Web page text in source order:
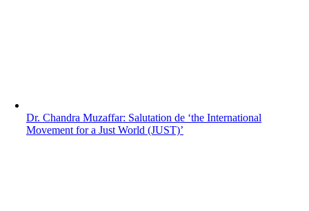
Dr. Chandra Muzaffar: Salutation de ‘the International
Movement for a Just World (JUST)’